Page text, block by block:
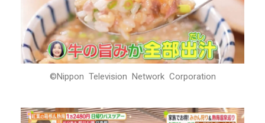
©Nippon Television Network Corporation